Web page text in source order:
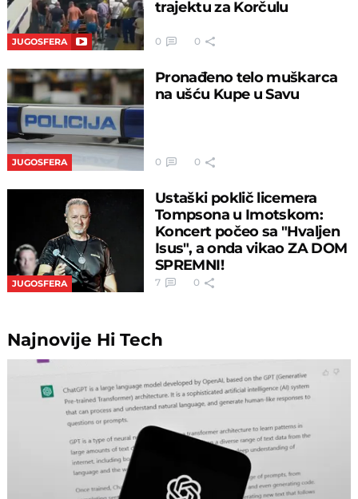
JUGOSFERA
trajektu za Korčulu
0 0
JUGOSFERA
Pronađeno telo muškarca
na ušću Kupe u Savu
0 0
JUGOSFERA
Ustaški poklič licemera
Tompsona u Imotskom:
Koncert počeo sa "Hvaljen
Isus", a onda vikao ZA DOM
SPREMNI!
7 0
Najnovije Hi Tech